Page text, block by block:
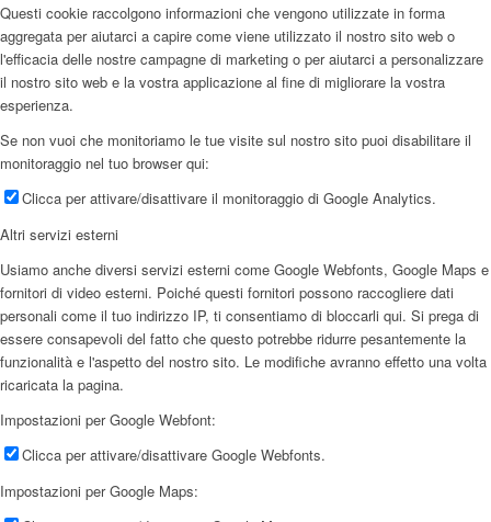
Questi cookie raccolgono informazioni che vengono utilizzate in forma
aggregata per aiutarci a capire come viene utilizzato il nostro sito web o
l'efficacia delle nostre campagne di marketing o per aiutarci a personalizzare
il nostro sito web e la vostra applicazione al fine di migliorare la vostra
esperienza.
Se non vuoi che monitoriamo le tue visite sul nostro sito puoi disabilitare il
monitoraggio nel tuo browser qui:
Clicca per attivare/disattivare il monitoraggio di Google Analytics.
Altri servizi esterni
Usiamo anche diversi servizi esterni come Google Webfonts, Google Maps e
fornitori di video esterni. Poiché questi fornitori possono raccogliere dati
personali come il tuo indirizzo IP, ti consentiamo di bloccarli qui. Si prega di
essere consapevoli del fatto che questo potrebbe ridurre pesantemente la
funzionalità e l'aspetto del nostro sito. Le modifiche avranno effetto una volta
ricaricata la pagina.
Impostazioni per Google Webfont:
Clicca per attivare/disattivare Google Webfonts.
Impostazioni per Google Maps: